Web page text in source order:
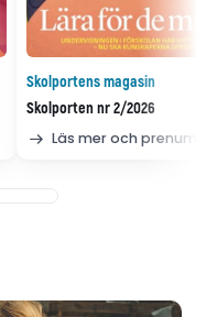
Skolportens magasin
Skolporten nr 2/2026
Läs mer och